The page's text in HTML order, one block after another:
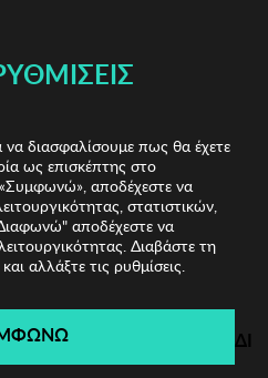
Βερμούδες
Ανδρική
00λεπτά 00δευτ.
διασφαλίσουμε πως θα έχετε
ως επισκέπτης στο
αποδέχεστε να
στατιστικών,
αποδέχεστε να
Διαβάστε τη
αλλάξτε τις ρυθμίσεις.